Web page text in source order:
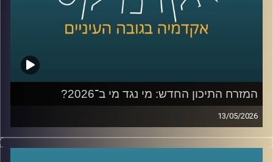
קרדיט תמונות:AudioVersity
המזרח התיכון החדש: מי נגד מי ב־2026?
13/05/2026
לפני כמה שנים, רוב האנשים עוד הצליחו להבין פחות או יותר
מי נגד מי במזרח התיכון.